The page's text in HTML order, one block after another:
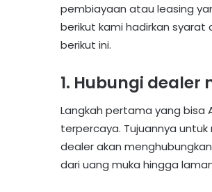
pembiayaan atau leasing
berikut kami hadirkan syarat
berikut ini.
1. Hubungi
Langkah pertama yang bisa
terpercaya. Tujuannya
dealer akan
dari uang muka hingga